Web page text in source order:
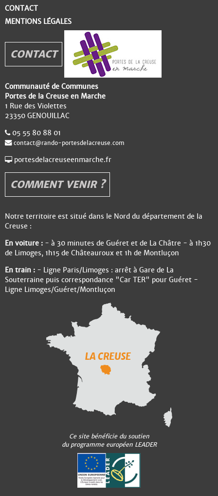
CONTACT
MENTIONS LÉGALES
CONTACT
Communauté de Communes
Portes de la Creuse en Marche
1 Rue des Violettes
23350 GENOUILLAC
05 55 80 88 01
contact@rando-portesdelacreuse.com
portesdelacreuseenmarche.fr
COMMENT VENIR ?
Notre territoire est situé dans le Nord du département de la
Creuse :
En voiture :- à 30 minutes de Guéret et de La Châtre - à 1h30
de Limoges, 1h15 de Châteauroux et 1h de Montluçon
En train :- Ligne Paris/Limoges : arrêt à Gare de La
Souterraine puis correspondance "Car TER" pour Guéret -
Ligne Limoges/Guéret/Montluçon
Ce site bénéficie du soutien
du programme européen LEADER